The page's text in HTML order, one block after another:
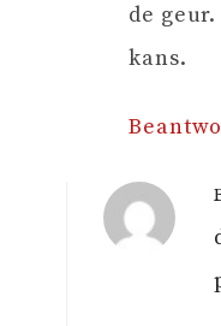
de
kans.